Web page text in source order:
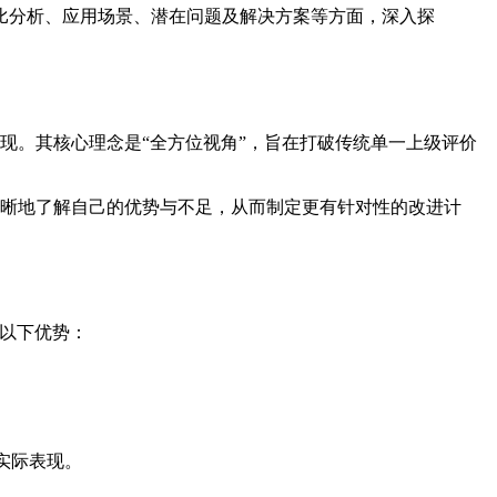
析、应用场景、潜在问题及解决方案等方面，深入探
。其核心理念是“全方位视角”，旨在打破传统单一上级评价
地了解自己的优势与不足，从而制定更有针对性的改进计
下优势：
表现。